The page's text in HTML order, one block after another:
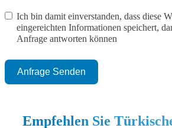
Ich bin damit einverstanden, dass diese
eingereichten Informationen speichert,
Anfrage antworten können
Anfrage Senden
Empfehlen Sie